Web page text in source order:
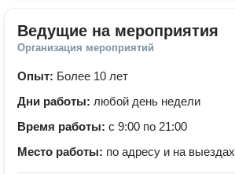
Ведущие на мероприятия
Организация мероприятий
Опыт: Более 10 лет
Дни работы: любой день недели
Время работы: с 9:00 по 21:00
Место работы: по адресу и на выездах